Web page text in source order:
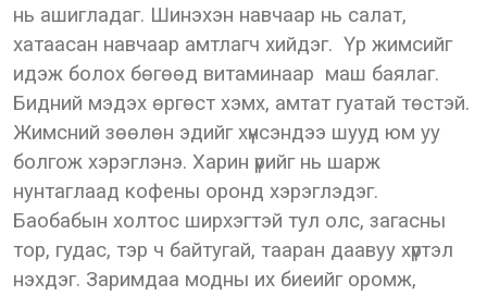
нь ашигладаг. Шинэхэн навчаар нь салат,
хатаасан навчаар амтлагч хийдэг. Үр жимсийг
идэж болох бөгөөд витаминаар маш баялаг.
Бидний мэдэх өргөст хэмх, амтат гуатай төстэй.
Жимсний зөөлөн эдийг хүнсэндээ шууд юм уу
болгож хэрэглэнэ. Харин үрийг нь шарж
нунтаглаад кофены оронд хэрэглэдэг.
Баобабын холтос ширхэгтэй тул олс, загасны
тор, гудас, тэр ч байтугай, тааран даавуу хүртэл
нэхдэг. Заримдаа модны их биеийг оромж,